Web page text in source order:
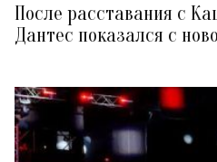
После расставания с
Дантес показался с